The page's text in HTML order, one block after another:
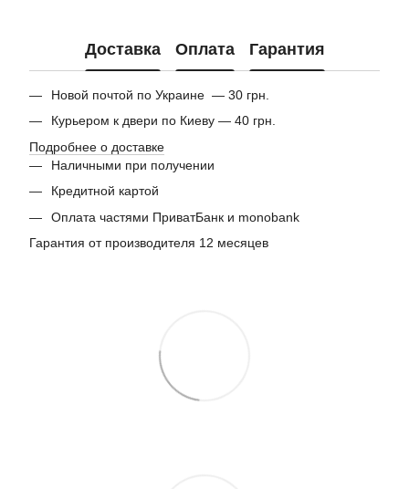
Доставка Оплата Гарантия
Новой почтой по Украине — 30 грн.
Курьером к двери по Киеву — 40 грн.
Подробнее о доставке
Наличными при получении
Кредитной картой
Оплата частями ПриватБанк и monobank
Гарантия от производителя 12 месяцев